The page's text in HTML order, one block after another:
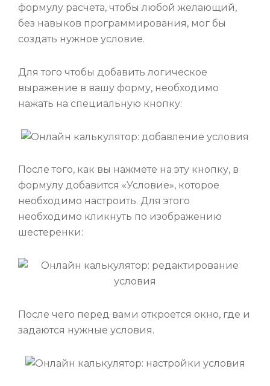
формулу расчета, чтобы любой желающий,
без навыков программирования, мог бы
создать нужное условие.
Для того чтобы добавить логическое
выражение в вашу форму, необходимо
нажать на специальную кнопку:
После того, как вы нажмете на эту кнопку, в
формулу добавится «Условие», которое
необходимо настроить. Для этого
необходимо кликнуть по изображению
шестеренки:
После чего перед вами откроется окно, где и
задаются нужные условия.